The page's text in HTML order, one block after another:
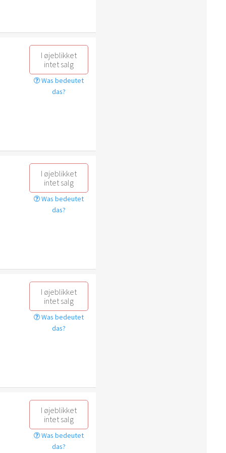
I øjeblikket
intet salg
Was bedeutet
das?
I øjeblikket
intet salg
Was bedeutet
das?
I øjeblikket
intet salg
Was bedeutet
das?
I øjeblikket
intet salg
Was bedeutet
das?